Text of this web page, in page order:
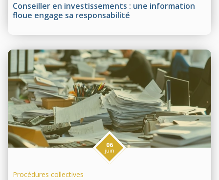
Conseiller en investissements : une information
floue engage sa responsabilité
06
juin
Procédures collectives